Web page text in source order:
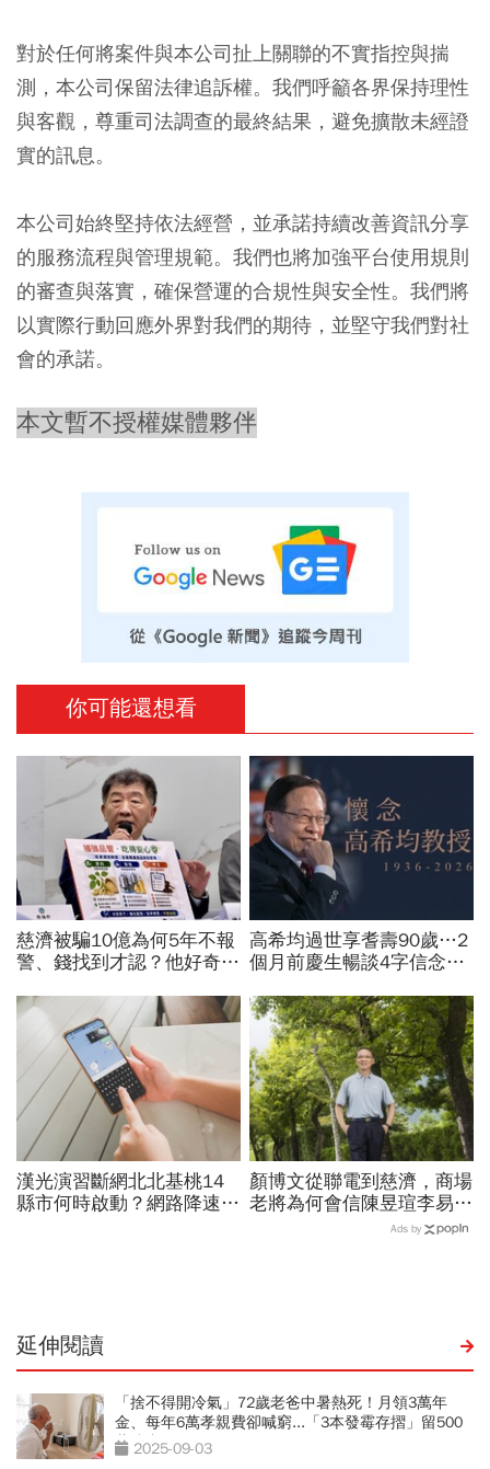
對於任何將案件與本公司扯上關聯的不實指控與揣
測，本公司保留法律追訴權。我們呼籲各界保持理性
與客觀，尊重司法調查的最終結果，避免擴散未經證
實的訊息。
本公司始終堅持依法經營，並承諾持續改善資訊分享
的服務流程與管理規範。我們也將加強平台使用規則
的審查與落實，確保營運的合規性與安全性。我們將
以實際行動回應外界對我們的期待，並堅守我們對社
會的承諾。
本文暫不授權媒體夥伴
你可能還想看
慈濟被騙10億為何5年不報
警、錢找到才認？他好奇：
「擋疫苗」黑鍋只求1件事
高希均過世享耆壽90歲…2
個月前慶生暢談4字信念，
福、一切靠自己爭氣
漢光演習斷網北北基桃14
縣市何時啟動？網路降速股
顏博文從聯電到慈濟，商場
老將為何會信陳昱瑄李易
儒、豪給10億？慈濟發
Ads by
延伸閱讀
「捨不得開冷氣」72歲老爸中暑熱死！月領3萬年
金、每年6萬孝親費卻喊窮...「3本發霉存摺」留500
萬遺產啟示
2025-09-03